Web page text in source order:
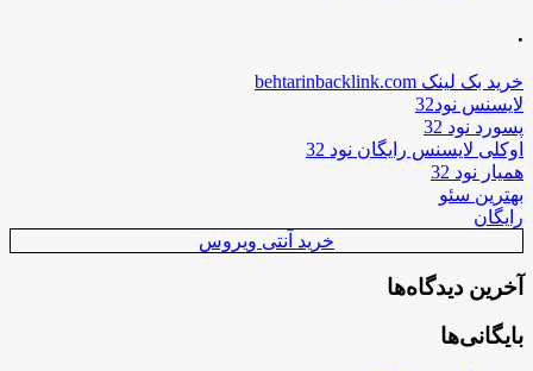
.
خرید بک لینک behtarinbacklink.com
لایسنس نود32
پسورد نود 32
اوکلی لایسنس رایگان نود 32
همیار نود 32
بهترین سئو
رایگان
خرید آنتی ویروس
آخرین دیدگاه‌ها
بایگانی‌ها